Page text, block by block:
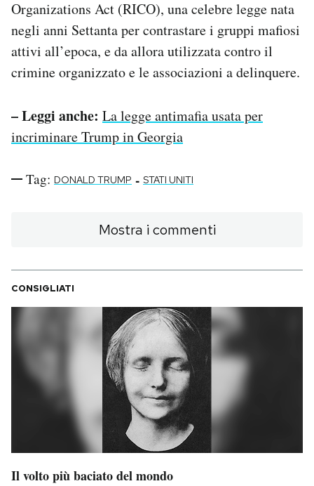
Organizations Act (RICO), una celebre legge nata
negli anni Settanta per contrastare i gruppi mafiosi
attivi all’epoca, e da allora utilizzata contro il
crimine organizzato e le associazioni a delinquere.
– Leggi anche: La legge antimafia usata per
incriminare Trump in Georgia
Tag: DONALD TRUMP - STATI UNITI
Mostra i commenti
CONSIGLIATI
Il volto più baciato del mondo